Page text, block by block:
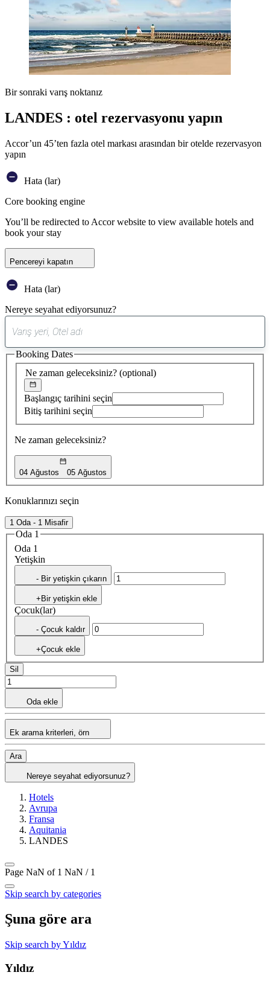
Bir sonraki varış noktanız
LANDES : otel rezervasyonu yapın
Accor’un 45’ten fazla otel markası arasından bir otelde rezervasyon
yapın
Hata (lar)
Core booking engine
You’ll be redirected to Accor website to view available hotels and
book your stay
Pencereyi kapatın
Hata (lar)
Nereye seyahat ediyorsunuz?
öneri
bulundu
Ne zaman geleceksiniz? (optional)
Başlangıç tarihini seçin
Bitiş tarihini seçin
Ne zaman geleceksiniz?
04 Ağustos 05 Ağustos
Booking Dates
Konuklarınızı seçin
1 Oda - 1 Misafir
Oda 1
Oda 1
Yetişkin
- Bir yetişkin çıkarın
+Bir yetişkin ekle
Çocuk(lar)
- Çocuk kaldır
+Çocuk ekle
Sil
Oda ekle
Ek arama kriterleri, örn
Ara
Nereye seyahat ediyorsunuz?
Hotels
Avrupa
Fransa
Aquitania
LANDES
Page NaN of 1 NaN / 1
Skip search by categories
Şuna göre ara
Skip search by Yıldız
Yıldız